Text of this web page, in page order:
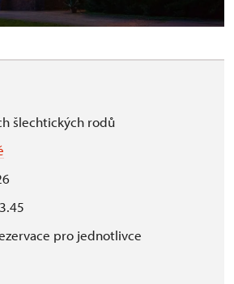
šlechtických rodů
pro jednotlivce